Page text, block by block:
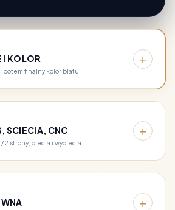
I KOLOR
potem finalny kolor blatu
+
SCIECIA, CNC
2 strony, ciecia i wyciecia
+
+